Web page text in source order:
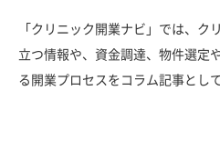
「クリニック開業ナビ」では、ク
立つ情報や、資金調達、物件選定
る開業プロセスをコラム記事とし